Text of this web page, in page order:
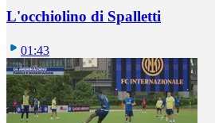
L'occhiolino di Spalletti
01:43